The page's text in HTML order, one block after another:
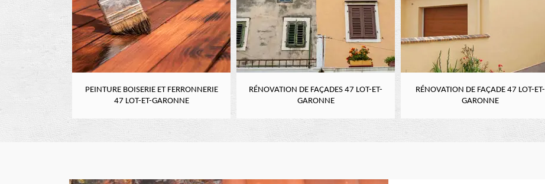
PEINTURE BOISERIE ET FERRONNERIE
47 LOT-ET-GARONNE
RÉNOVATION DE FAÇADES 47 LOT-ET-
GARONNE
RÉNOVATION DE FAÇADE 47 LOT-ET-
GARONNE